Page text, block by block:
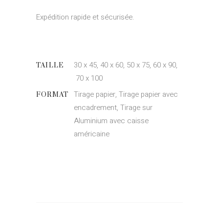
Expédition rapide et sécurisée.
TAILLE
30 x 45, 40 x 60, 50 x 75, 60 x 90,
70 x 100
FORMAT
Tirage papier, Tirage papier avec
encadrement, Tirage sur
Aluminium avec caisse
américaine